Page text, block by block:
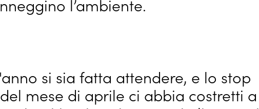
l’ambiente.
si sia fatta attendere, e lo stop
mese di aprile ci abbia costretti a